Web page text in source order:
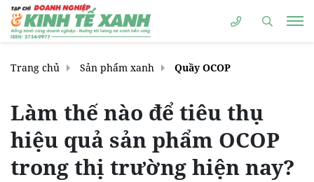
Trang chủ Sản phẩm xanh Quầy OCOP
Làm thế nào để tiêu thụ
hiệu quả sản phẩm OCOP
trong thị trường hiện nay?